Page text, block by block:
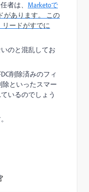
者は、 Marketoで
があります。 この
リードがすでに
のと混乱してお
削除済みのフィ
除といったスマー
いるのでしょう